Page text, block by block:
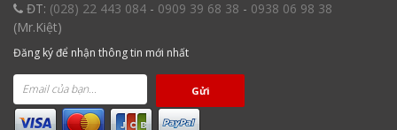
ĐT: (028) 22 443 084 - 0909 39 68 38 - 0938 06 98 38
(Mr.Kiệt)
Đăng ký để nhận thông tin mới nhất
Gửi